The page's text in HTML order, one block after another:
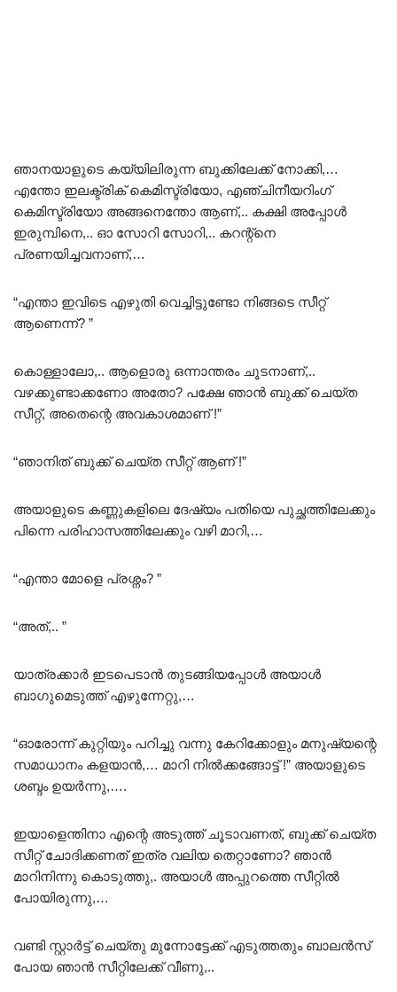
ഞാനയാളുടെ കയ്യിലിരുന്ന ബുക്കിലേക്ക് നോക്കി,…
എന്തോ ഇലക്ട്രിക് കെമിസ്ട്രിയോ, എഞ്ചിനീയറിംഗ്
കെമിസ്ട്രിയോ അങ്ങനെന്തോ ആണ്,.. കക്ഷി അപ്പോൾ
ഇരുമ്പിനെ,.. ഓ സോറി സോറി,.. കറന്റ്നെ
പ്രണയിച്ചവനാണ്,…
“എന്താ ഇവിടെ എഴുതി വെച്ചിട്ടുണ്ടോ നിങ്ങടെ സീറ്റ്‌
ആണെന്ന്? ”
കൊള്ളാലോ,.. ആളൊരു ഒന്നാന്തരം ചൂടനാണ്,..
വഴക്കുണ്ടാക്കണോ അതോ? പക്ഷേ ഞാൻ ബുക്ക് ചെയ്ത
സീറ്റ്‌, അതെന്റെ അവകാശമാണ് !”
“ഞാനിത് ബുക്ക് ചെയ്ത സീറ്റ്‌ ആണ് !”
അയാളുടെ കണ്ണുകളിലെ ദേഷ്യം പതിയെ പുച്ഛത്തിലേക്കും
പിന്നെ പരിഹാസത്തിലേക്കും വഴി മാറി,…
“എന്താ മോളെ പ്രശ്നം? ”
“അത്,.. ”
യാത്രക്കാർ ഇടപെടാൻ തുടങ്ങിയപ്പോൾ അയാൾ
ബാഗുമെടുത്ത് എഴുന്നേറ്റു,…
“ഓരോന്ന് കുറ്റിയും പറിച്ചു വന്നു കേറിക്കോളും മനുഷ്യന്റെ
സമാധാനം കളയാൻ,… മാറി നിൽക്കങ്ങോട്ട് !” അയാളുടെ
ശബ്ദം ഉയർന്നു,….
ഇയാളെന്തിനാ എന്റെ അടുത്ത് ചൂടാവണത്, ബുക്ക് ചെയ്ത
സീറ്റ്‌ ചോദിക്കണത് ഇത്ര വലിയ തെറ്റാണോ? ഞാൻ
മാറിനിന്നു കൊടുത്തു,. അയാൾ അപ്പുറത്തെ സീറ്റിൽ
പോയിരുന്നു,…
വണ്ടി സ്റ്റാർട്ട്‌ ചെയ്തു മുന്നോട്ടേക്ക് എടുത്തതും ബാലൻസ്
പോയ ഞാൻ സീറ്റിലേക്ക് വീണു,..